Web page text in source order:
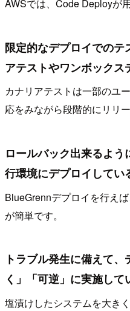
AWSでは、Code Deployが
限定的なデプロイでのテ
アテストやワンボックス
カナリアテストは一部のユ
応をみながら段階的にリリ
ロールバック出来るよ
行環境にデプロイしてい
BlueGrennデプロイを行え
が簡単です。
トラブル発生に備えて
く」「可逆」に実施して
塩漬けしたシステムを大き